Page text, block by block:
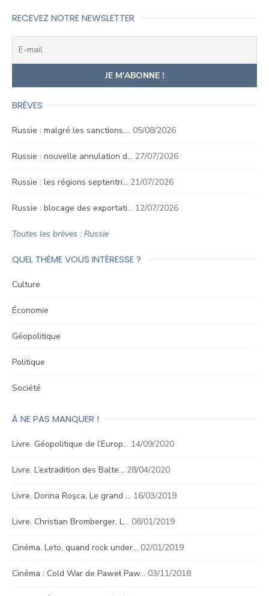
RECEVEZ NOTRE NEWSLETTER
BRÈVES
Russie : malgré les sanctions,… 05/08/2026
Russie : nouvelle annulation d… 27/07/2026
Russie : les régions septentri… 21/07/2026
Russie : blocage des exportati… 12/07/2026
Toutes les brèves : Russie
QUEL THÈME VOUS INTÉRESSE ?
Culture
Économie
Géopolitique
Politique
Société
À NE PAS MANQUER !
Livre. Géopolitique de l’Europ… 14/09/2020
Livre. L’extradition des Balte… 28/04/2020
Livre. Dorina Roşca, Le grand … 16/03/2019
Livre. Christian Bromberger, L… 08/01/2019
Cinéma. Leto, quand rock under… 02/01/2019
Cinéma : Cold War de Paweł Paw… 03/11/2018